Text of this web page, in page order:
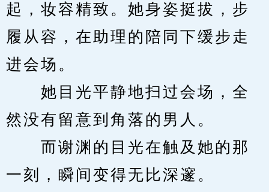
起，妆容精致。她身姿挺拔，步
履从容，在助理的陪同下缓步走
进会场。
她目光平静地扫过会场，全
然没有留意到角落的男人。
而谢渊的目光在触及她的那
一刻，瞬间变得无比深邃。